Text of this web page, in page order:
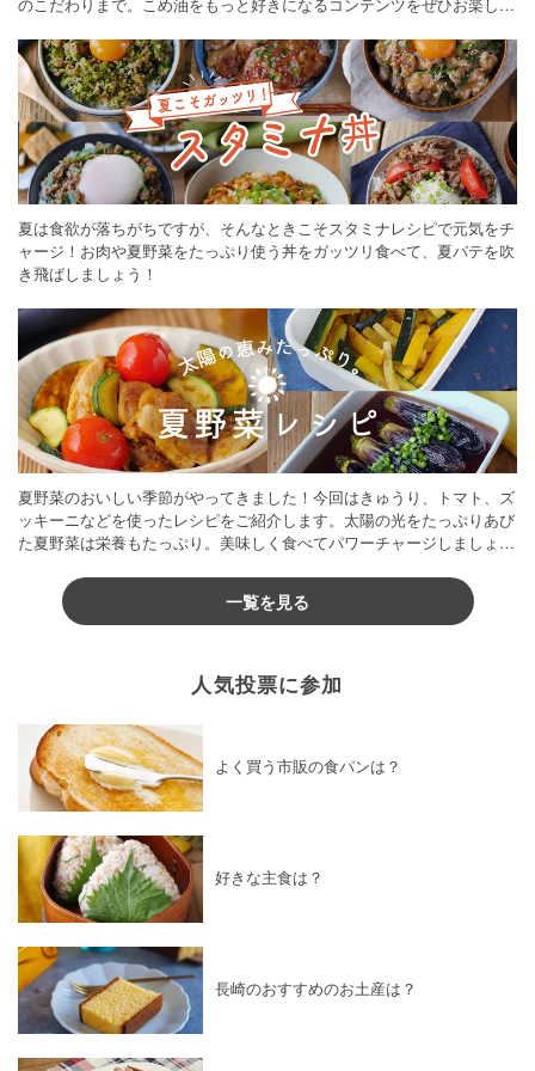
夏は食欲が落ちがちですが、そんなときこそスタミナレシピで元気をチ
ャージ！お肉や夏野菜をたっぷり使う丼をガッツリ食べて、夏バテを吹
き飛ばしましょう！
夏野菜のおいしい季節がやってきました！今回はきゅうり、トマト、ズ
ッキーニなどを使ったレシピをご紹介します。太陽の光をたっぷりあび
た夏野菜は栄養もたっぷり。美味しく食べてパワーチャージしましょう
一覧を見る
人気投票に参加
よく買う市販の食パンは？
好きな主食は？
長崎のおすすめのお土産は？